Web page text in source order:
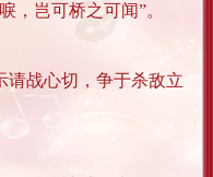
，岂可桥之可闻”。
请战心切，争于杀敌立